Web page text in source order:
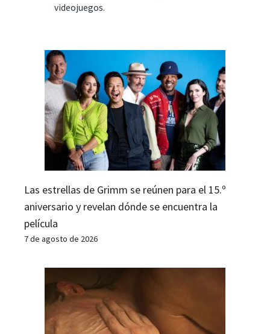
videojuegos.
Las estrellas de Grimm se reúnen para el 15.º
aniversario y revelan dónde se encuentra la
película
7 de agosto de 2026